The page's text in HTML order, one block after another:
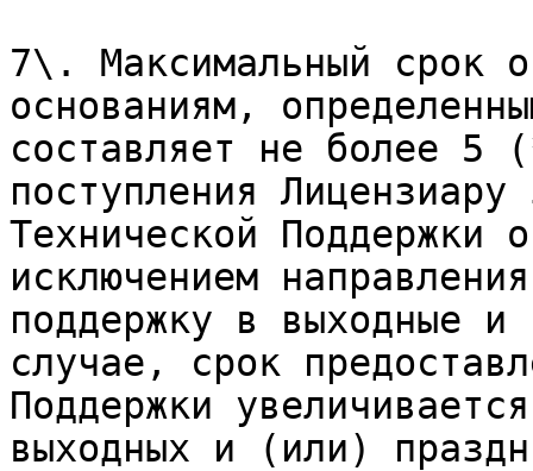
7\. Максимальный срок
основаниям,
составляет не более 5
поступления
Технической Поддержки
исключением
поддержку в выходные
случае, срок
Поддержки
выходных и (или)